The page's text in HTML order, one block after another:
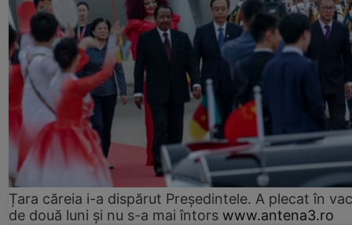
Țara căreia i-a dispărut Președintele. A plecat în
de două luni și nu s-a mai întors www.antena3.ro